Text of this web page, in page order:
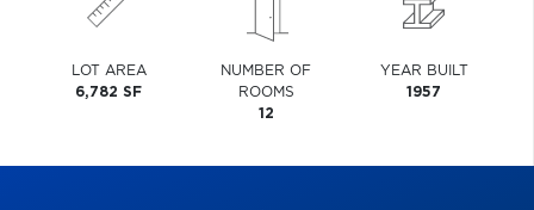
LOT AREA
6,782 SF
NUMBER OF
ROOMS
12
YEAR BUILT
1957